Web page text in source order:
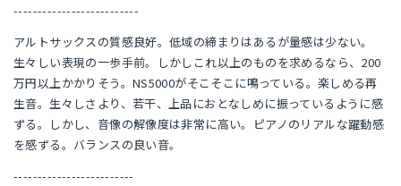
--------------------------
アルトサックスの質感良好。低域の締まりはあるが量感は少ない。
生々しい表現の一歩手前。しかしこれ以上のものを求めるなら、200
万円以上かかりそう。NS5000がそこそこに鳴っている。楽しめる再
生音。生々しさより、若干、上品におとなしめに振っているように感
ずる。しかし、音像の解像度は非常に高い。ピアノのリアルな躍動感
を感ずる。バランスの良い音。
-------------------------